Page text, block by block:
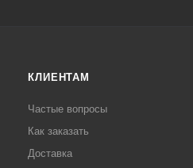
КЛИЕНТАМ
Частые вопросы
Как заказать
Доставка